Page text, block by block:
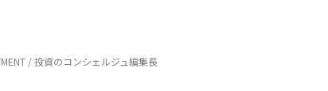
/ 投資のコンシェルジュ編集長